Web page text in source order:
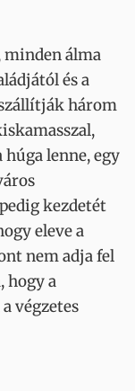
minden álma
és a
három
lenne, egy
kezdetét
eleve a
nem adja fel
hogy a
végzetes